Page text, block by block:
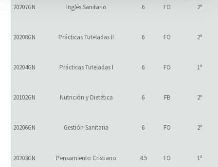
20207GN Inglés Sanitario 6 FO 2º
20208GN Prácticas Tuteladas II 6 FO 2º
20204GN Prácticas Tuteladas I 6 FO 1º
20102GN Nutrición y Dietética 6 FB 2º
20206GN Gestión Sanitaria 6 FO 2º
20203GN Pensamiento Cristiano 4.5 FO 1º